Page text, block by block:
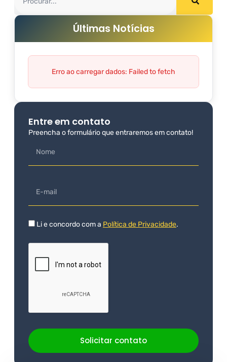
Últimas Notícias
Erro ao carregar dados: Failed to fetch
Entre em contato
Preencha o formulário que entraremos em contato!
Li e concordo com a Política de Privacidade.
Solicitar contato